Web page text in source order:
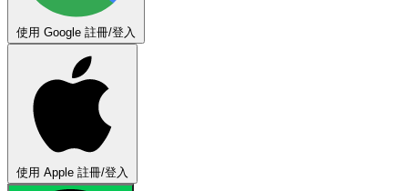
使用 Google 註冊/登入
使用 Apple 註冊/登入